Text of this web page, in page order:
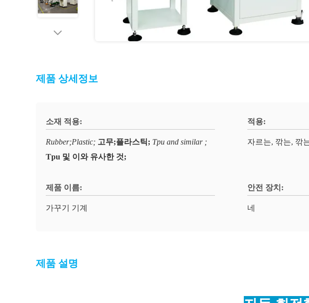
제품 상세정보
소재 적용:
Rubber;Plastic; 고무;플라스틱; Tpu and similar ;
Tpu 및 이와 유사한 것;
적용:
자르는, 깎는, 깎
제품 이름:
가꾸기 기계
안전 장치:
네
제품 설명